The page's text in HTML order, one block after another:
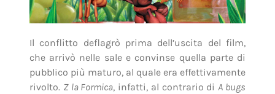
Il conflitto deflagrò prima dell’uscita del film,
che arrivò nelle sale e convinse quella parte di
pubblico più maturo, al quale era effettivamente
rivolto. Z la Formica, infatti, al contrario diA bugs